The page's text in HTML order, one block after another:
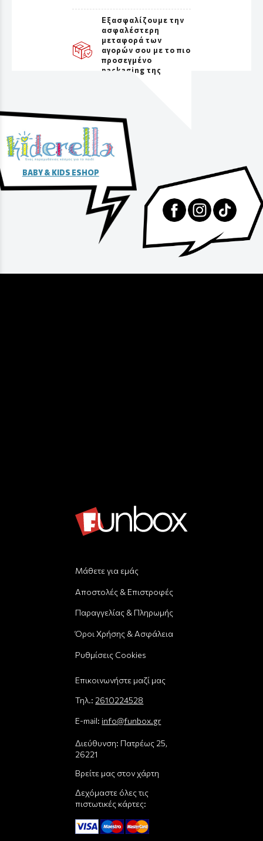
Εξασφαλίζουμε την
ασφαλέστερη
μεταφορά των
αγορών σου με το πιο
προσεγμένο
packaging της
BABY & KIDS ESHOP
Μάθετε για εμάς
Αποστολές & Επιστροφές
Παραγγελίας & Πληρωμής
Όροι Χρήσης & Ασφάλεια
Ρυθμίσεις Cookies
Επικοινωνήστε μαζί μας
Τηλ.: 2610224528
E-mail: info@funbox.gr
Διεύθυνση: Πατρέως 25,
26221
Βρείτε μας στον χάρτη
Δεχόμαστε όλες τις
πιστωτικές κάρτες: